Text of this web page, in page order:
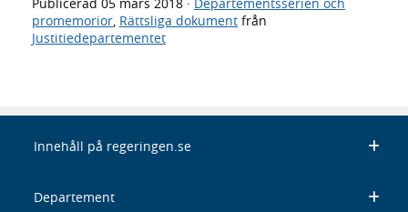
promemorior, Rättsliga dokument från
Justitiedepartementet
Innehåll på regeringen.se
Departement